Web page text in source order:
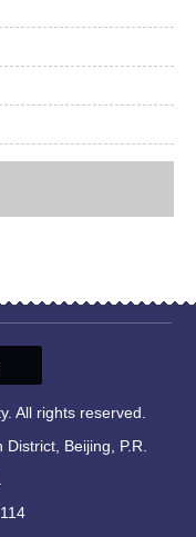
All rights reserved.
Beijing, P.R.